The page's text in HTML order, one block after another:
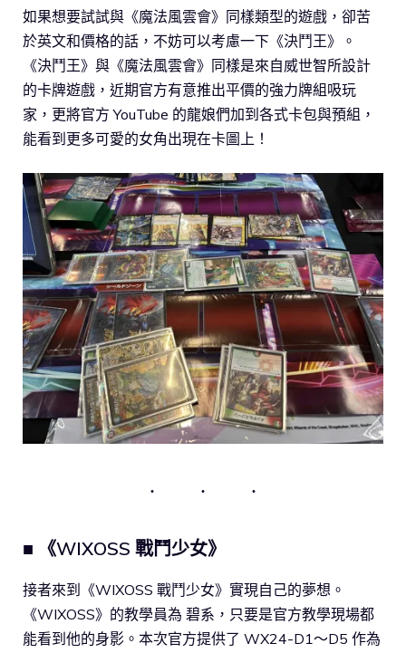
如果想要試試與《魔法風雲會》同樣類型的遊戲，卻苦
於英文和價格的話，不妨可以考慮一下《決鬥王》。
《決鬥王》與《魔法風雲會》同樣是來自威世智所設計
的卡牌遊戲，近期官方有意推出平價的強力牌組吸玩
家，更將官方 YouTube 的龍娘們加到各式卡包與預組，
能看到更多可愛的女角出現在卡圖上！
■ 《WIXOSS 戰鬥少女》
接者來到《WIXOSS 戰鬥少女》實現自己的夢想。
《WIXOSS》的教學員為 碧系，只要是官方教學現場都
能看到他的身影。本次官方提供了 WX24-D1～D5 作為